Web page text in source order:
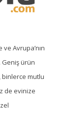
Avrupa’nın
Geniş ürün
binlerce mutlu
de evinize